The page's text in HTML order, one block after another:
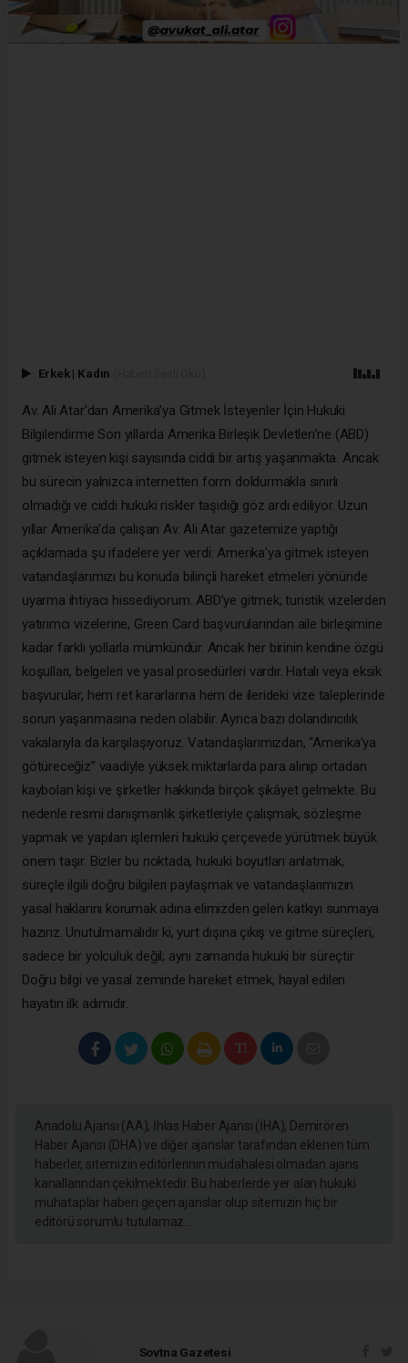
Erkek | Kadın
Av. Ali Atar’dan Amerika’ya Gitmek İsteyenler İçin Hukuki
Bilgilendirme Son yıllarda Amerika Birleşik Devletleri’ne (ABD)
gitmek isteyen kişi sayısında ciddi bir artış yaşanmakta. Ancak
bu sürecin yalnızca internetten form doldurmakla sınırlı
olmadığı ve ciddi hukuki riskler taşıdığı göz ardı ediliyor. Uzun
yıllar Amerika'da çalışan Av. Ali Atar gazetemize yaptığı
açıklamada şu ifadelere yer verdi: Amerika’ya gitmek isteyen
vatandaşlarımızı bu konuda bilinçli hareket etmeleri yönünde
uyarma ihtiyacı hissediyorum. ABD’ye gitmek; turistik vizelerden
yatırımcı vizelerine, Green Card başvurularından aile birleşimine
kadar farklı yollarla mümkündür. Ancak her birinin kendine özgü
koşulları, belgeleri ve yasal prosedürleri vardır. Hatalı veya eksik
başvurular, hem ret kararlarına hem de ilerideki vize taleplerinde
sorun yaşanmasına neden olabilir. Ayrıca bazı dolandırıcılık
vakalarıyla da karşılaşıyoruz. Vatandaşlarımızdan, “Amerika’ya
götüreceğiz” vaadiyle yüksek miktarlarda para alınıp ortadan
kaybolan kişi ve şirketler hakkında birçok şikâyet gelmekte. Bu
nedenle resmi danışmanlık şirketleriyle çalışmak, sözleşme
yapmak ve yapılan işlemleri hukuki çerçevede yürütmek büyük
önem taşır. Bizler bu noktada, hukuki boyutları anlatmak,
süreçle ilgili doğru bilgileri paylaşmak ve vatandaşlarımızın
yasal haklarını korumak adına elimizden gelen katkıyı sunmaya
hazırız. Unutulmamalıdır ki, yurt dışına çıkış ve gitme süreçleri,
sadece bir yolculuk değil; aynı zamanda hukuki bir süreçtir.
Doğru bilgi ve yasal zeminde hareket etmek, hayal edilen
hayatın ilk adımıdır.
Anadolu Ajansı (AA), İhlas Haber Ajansı (İHA), Demirören
Haber Ajansı (DHA) ve diğer ajanslar tarafından eklenen tüm
haberler, sitemizin editörlerinin müdahalesi olmadan ajans
kanallarından çekilmektedir. Bu haberlerde yer alan hukuki
muhataplar haberi geçen ajanslar olup sitemizin hiç bir
editörü sorumlu tutulamaz...
Sovtna Gazetesi